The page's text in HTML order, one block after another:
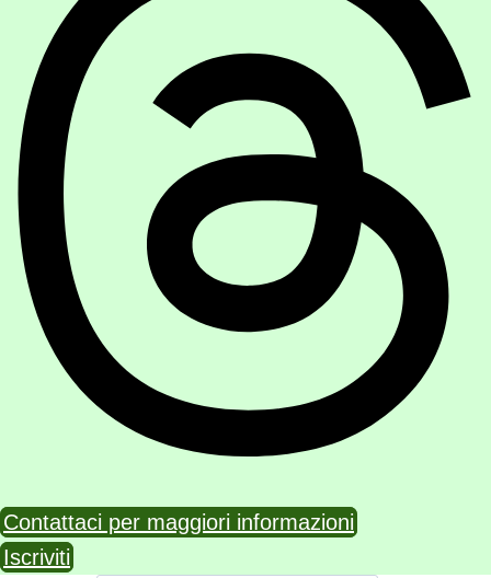
Contattaci per maggiori informazioni
Iscriviti